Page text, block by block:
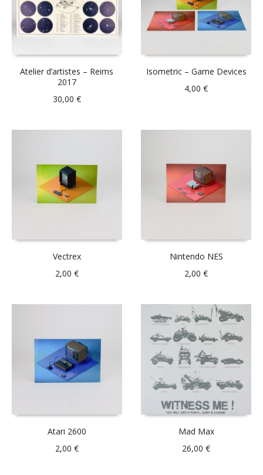
Atelier d’artistes – Reims
2017
30,00 €
Isometric – Game Devices
4,00€
Vectrex
2,00 €
Nintendo NES
2,00€
Atari 2600
2,00 €
Mad Max
26,00€